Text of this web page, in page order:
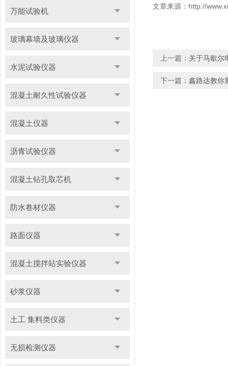
万能试验机
玻璃幕墙及玻璃仪器
水泥试验仪器
混凝土耐久性试验仪器
混凝土仪器
沥青试验仪器
混凝土钻孔取芯机
防水卷材仪器
路面仪器
混凝土搅拌站实验仪器
砂浆仪器
土工 集料类仪器
无损检测仪器
文章来源：http://
上一篇： 关于马歇尔
下一篇： 鑫路达教你